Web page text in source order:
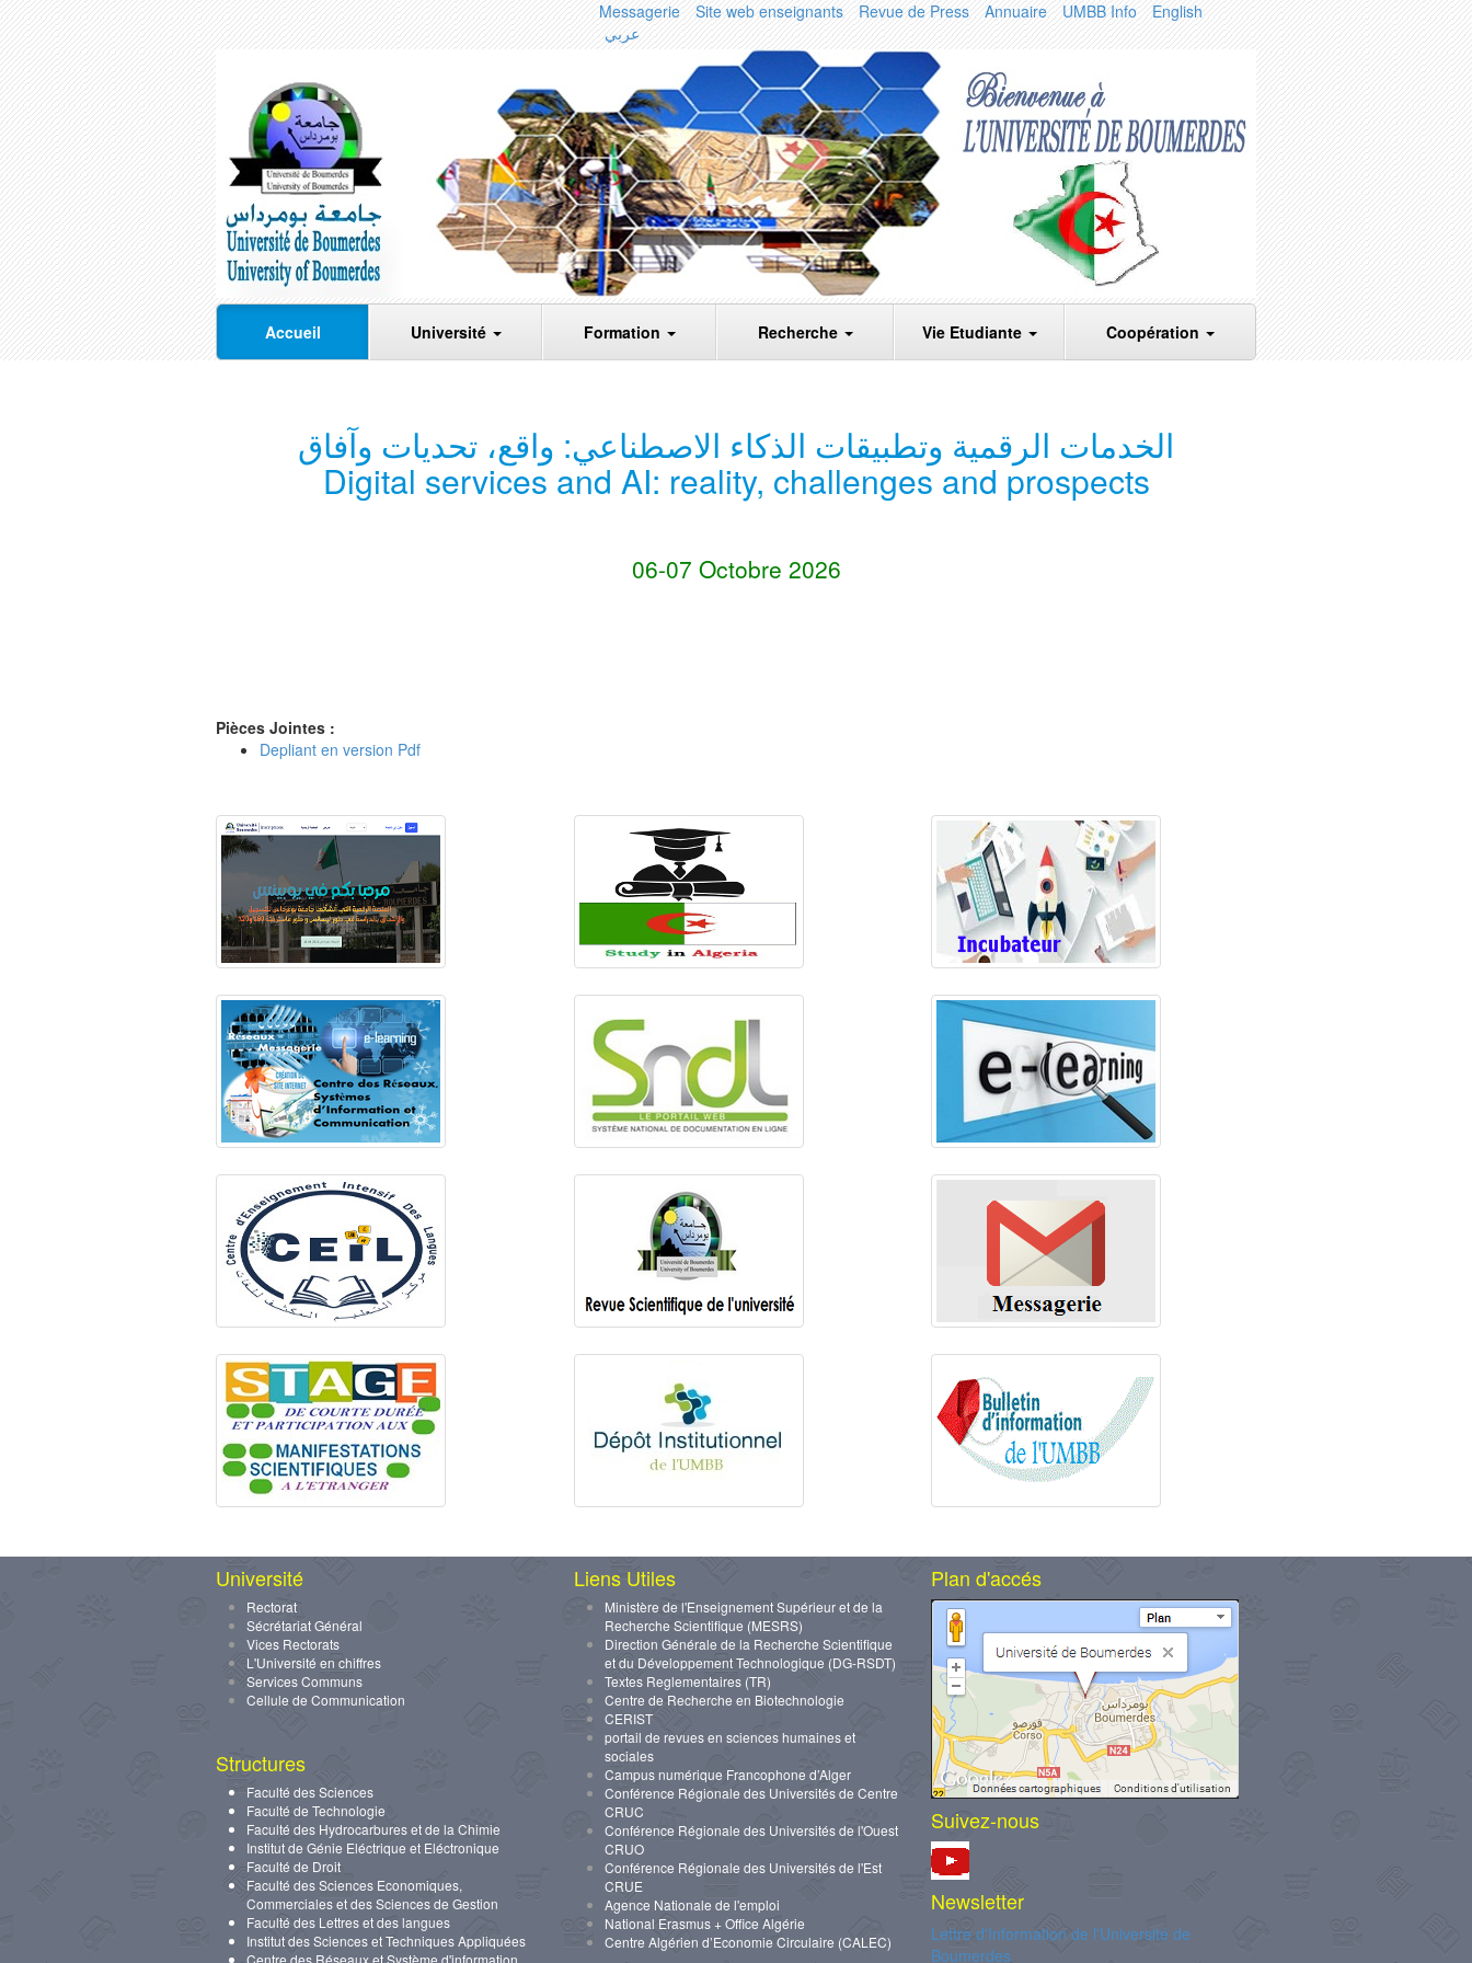
Messagerie Site web enseignants Revue de Press Annuaire UMBB Info
English
عربي
Accueil Université Formation Recherche Vie Etudiante Coopération
الخدمات الرقمية وتطبيقات الذكاء الاصطناعي: واقع، تحديات وآفاق
Digital services and AI: reality, challenges and prospects
06-07 Octobre 2026
Pièces Jointes :
Depliant en version Pdf
Université
Rectorat
Sécrétariat Général
Vices Rectorats
L'Université en chiffres
Services Communs
Cellule de Communication
Structures
Faculté des Sciences
Faculté de Technologie
Faculté des Hydrocarbures et de la Chimie
Institut de Génie Eléctrique et Eléctronique
Faculté de Droit
Faculté des Sciences Economiques,
Commerciales et des Sciences de Gestion
Faculté des Lettres et des langues
Institut des Sciences et Techniques Appliquées
Centre des Réseaux et Système d'information
Liens Utiles
Ministère de l'Enseignement Supérieur et de la
Recherche Scientifique (MESRS)
Direction Générale de la Recherche Scientifique
et du Développement Technologique (DG-RSDT)
Textes Reglementaires (TR)
Centre de Recherche en Biotechnologie
CERIST
portail de revues en sciences humaines et
sociales
Campus numérique Francophone d’Alger
Conférence Régionale des Universités de Centre
CRUC
Conférence Régionale des Universités de l'Ouest
CRUO
Conférence Régionale des Universités de l'Est
CRUE
Agence Nationale de l'emploi
National Erasmus + Office Algérie
Centre Algérien d’Economie Circulaire (CALEC)
Plan d'accés
Suivez-nous
Newsletter
Lettre d'Information de l'Université de
Boumerdes